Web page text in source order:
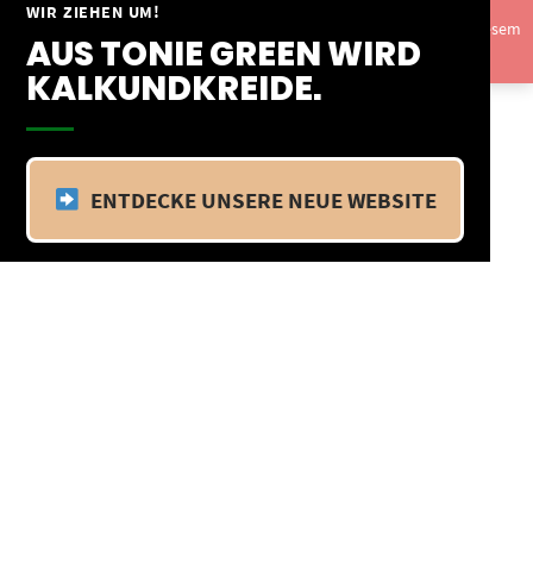
WIR ZIEHEN UM!
AUS TONIE GREEN WIRD
KALKUNDKREIDE.
ENTDECKE UNSERE NEUE WEBSITE
Springe
Inhalt
Vom 09.04.25 - 20.04.25 befinden wir uns im Betriebsurlaub. In diesem
Zeitraum findet kein Versand statt.Ausblenden